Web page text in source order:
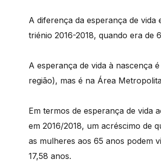
A diferença da esperança de
triénio 2016-2018, quando era de
A esperança de vida à nascença
região), mas é na Área
Em termos de esperança de vida
em 2016/2018, um acréscimo de
as mulheres aos 65 anos podem
17,58 anos.